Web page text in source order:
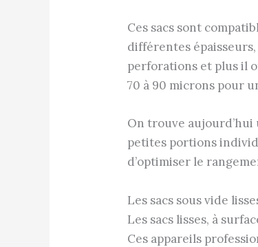
Ces sacs sont
différentes
perforations et plus il
70 à 90 microns pour
On trouve
petites portions
d’optimiser le
Les sacs sous vide
Les sacs lisses, à
Ces appareils